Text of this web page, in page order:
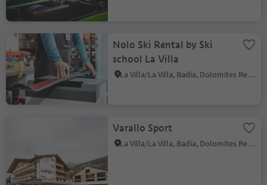
Nolo Ski Rental by Ski
school La Villa
La Villa/La Villa, Badia, Dolomites Region Alta Badia
Varallo Sport
La Villa/La Villa, Badia, Dolomites Region Alta Badia